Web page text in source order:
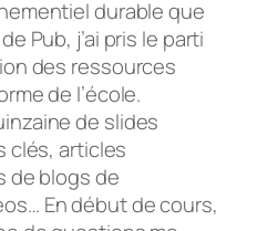
durable que
Pub, j’ai pris le parti
des ressources
de l’école.
de slides
clés, articles
de blogs de
En début de cours,